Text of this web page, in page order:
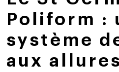
Poliform :
système
aux allures